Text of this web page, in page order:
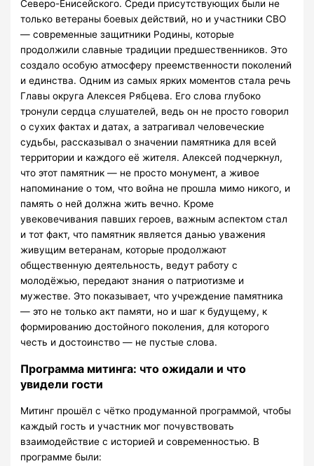
Северо-Енисейского. Среди присутствующих были не
только ветераны боевых действий, но и участники СВО
— современные защитники Родины, которые
продолжили славные традиции предшественников. Это
создало особую атмосферу преемственности поколений
и единства. Одним из самых ярких моментов стала речь
Главы округа Алексея Рябцева. Его слова глубоко
тронули сердца слушателей, ведь он не просто говорил
о сухих фактах и датах, а затрагивал человеческие
судьбы, рассказывал о значении памятника для всей
территории и каждого её жителя. Алексей подчеркнул,
что этот памятник — не просто монумент, а живое
напоминание о том, что война не прошла мимо никого, и
память о ней должна жить вечно. Кроме
увековечивания павших героев, важным аспектом стал
и тот факт, что памятник является данью уважения
живущим ветеранам, которые продолжают
общественную деятельность, ведут работу с
молодёжью, передают знания о патриотизме и
мужестве. Это показывает, что учреждение памятника
— это не только акт памяти, но и шаг к будущему, к
формированию достойного поколения, для которого
честь и достоинство — не пустые слова.
Программа митинга: что ожидали и что
увидели гости
Митинг прошёл с чётко продуманной программой, чтобы
каждый гость и участник мог почувствовать
взаимодействие с историей и современностью. В
программе были: